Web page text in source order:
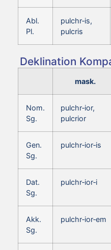
Abl.
Pl.
pulchr‑is,
pulcris
Deklination
mask.
Nom.
Sg.
pulchr‑ior,
pulcrior
Gen.
Sg.
pulchr‑ior‑is
Dat.
Sg.
pulchr‑ior‑i
Akk.
Sg.
pulchr‑ior‑em